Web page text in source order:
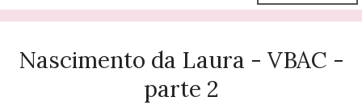
Nascimento da Laura - VBAC -
parte 2